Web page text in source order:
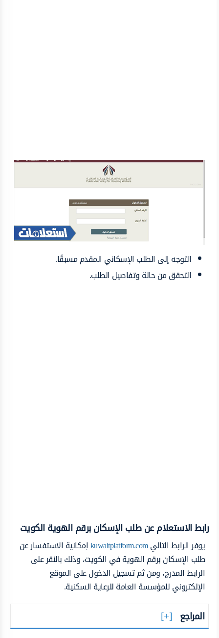
التوجه إلى الطلب الإسكاني المقدم مسبقًا.
التحقق من حالة وتفاصيل الطلب.
رابط الاستعلام عن طلب الإسكان برقم الهوية الكويت
يوفر الرابط التاليkuwaitplatform.comإمكانية الاستفسار عن
طلب الإسكان برقم الهوية في الكويت، وذلك بالنقر على
الرابط المدرج، ومن ثم تسجيل الدخول على الموقع
الإلكتروني للمؤسسة العامة للرعاية السكنية.
المراجع